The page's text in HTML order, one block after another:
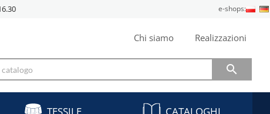
e-shops:
Chi siamo Realizzazioni

TESSILE CATALOGHI